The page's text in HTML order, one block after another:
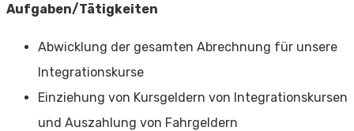
Aufgaben/Tätigkeiten
Abwicklung der gesamten Abrechnung für unsere
Integrationskurse
Einziehung von Kursgeldern von Integrationskursen
und Auszahlung von Fahrgeldern